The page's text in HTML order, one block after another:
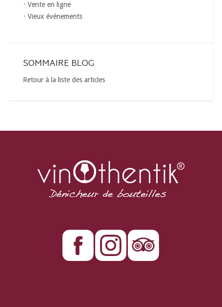
Vente en ligne
Vieux événements
SOMMAIRE BLOG
Retour à la liste des articles